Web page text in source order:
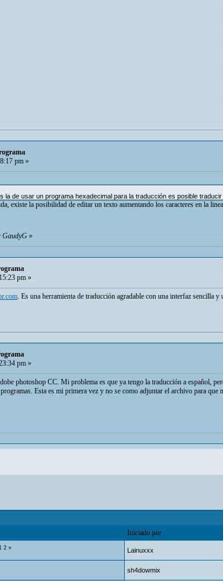
pm »
la de usar un programa hexadecimal para la traducción es posible
existe la posibilidad de editar un texto aumentando los caracteres en la
GaudyG»
pm »
. Es una herramienta de traducción agradable con una interfaz sencilla y
pm »
photoshop CC. Mi problema es que ya tengo la traducción a español,
Esta es mi primera vez y no se como adjuntar el archivo para
Iniciado por
2»
Lainuxxx
sh4dowmix